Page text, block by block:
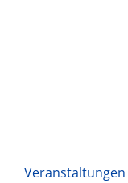
Veranstaltungen